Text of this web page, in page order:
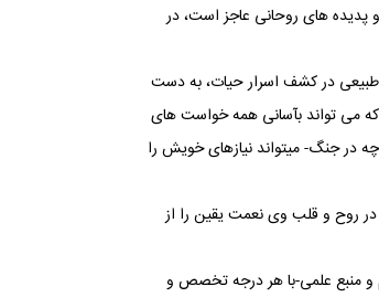
پدیده ‏های روحانی عاجز است، در
در کشف اسرار حیات، به دست
می‏ تواند بآسانی همه خواست های
در جنگ- می‏تواند نیازهای خویش را
در روح و قلب وی نعمت یقین را از
و منبع علمی-با هر درجه تخصص و